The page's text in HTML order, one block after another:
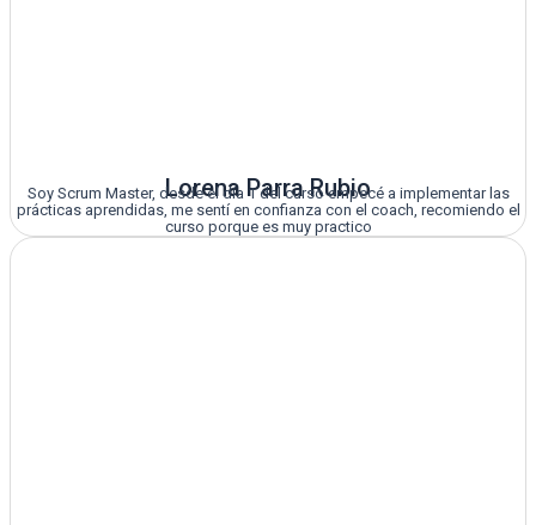
Lorena Parra Rubio
Soy Scrum Master, desde el día 1 del curso empecé a implementar las
prácticas aprendidas, me sentí en confianza con el coach, recomiendo el
curso porque es muy practico